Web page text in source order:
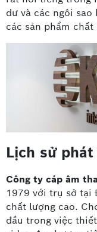
dư và các ngôi
các sản phẩm chất
Lịch sử
Công ty cáp âm
1979 với trụ sở tại
chất lượng cao.
đầu trong việc